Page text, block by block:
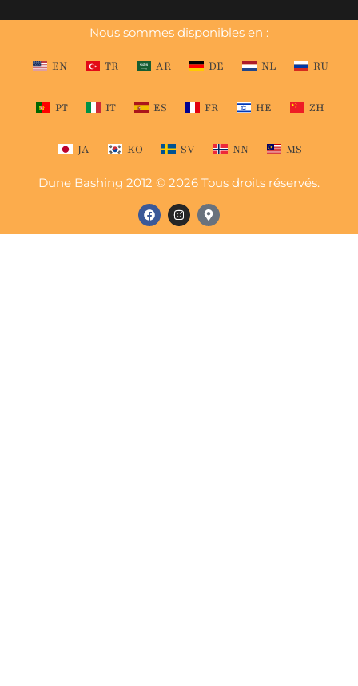
Nous sommes disponibles en :
EN TR AR DE NL RU
PT IT ES FR HE ZH
JA KO SV NN MS
Dune Bashing 2012 © 2026 Tous droits réservés.